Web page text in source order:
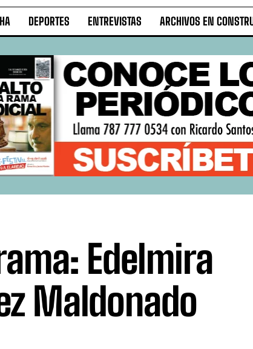
DEPORTES ENTREVISTAS ARCHIVOS EN
Edelmira
Maldonado